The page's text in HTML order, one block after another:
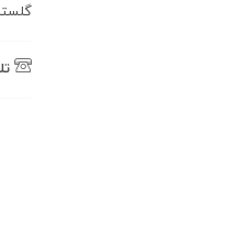
گلستان ۴ فروشگاه